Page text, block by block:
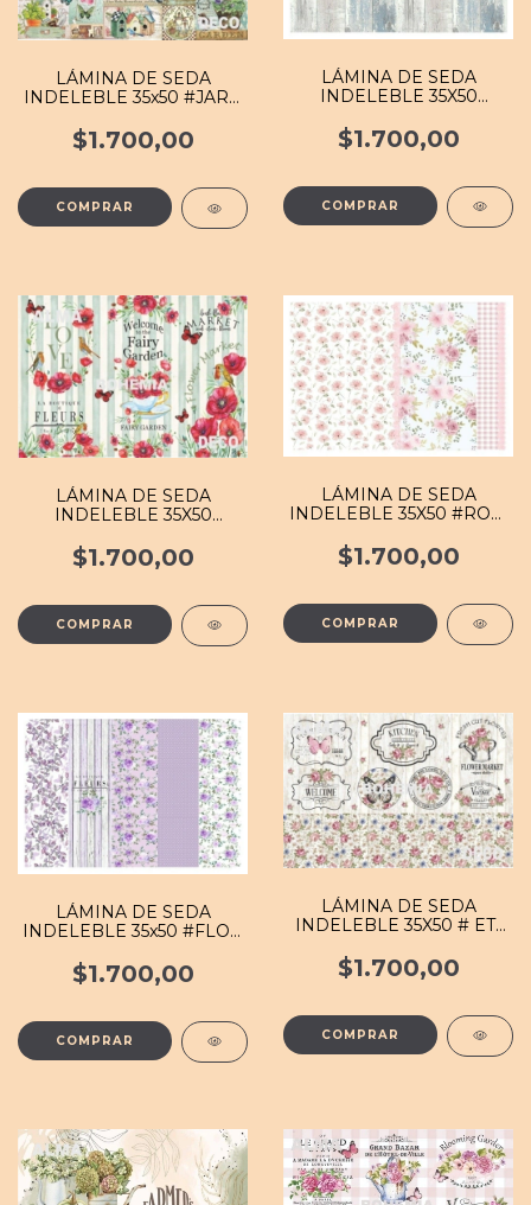
LÁMINA DE SEDA
INDELEBLE 35x50 #JARD
$1.700,00
LÁMINA DE SEDA
INDELEBLE 35X50
$1.700,00
LÁMINA DE SEDA
INDELEBLE 35X50
$1.700,00
LÁMINA DE SEDA
INDELEBLE 35X50 #ROM
$1.700,00
LÁMINA DE SEDA
INDELEBLE 35x50 #FLOR
$1.700,00
LÁMINA DE SEDA
INDELEBLE 35X50 # ETI
$1.700,00